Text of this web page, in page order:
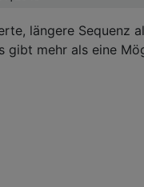
längere Sequenz
gibt mehr als eine